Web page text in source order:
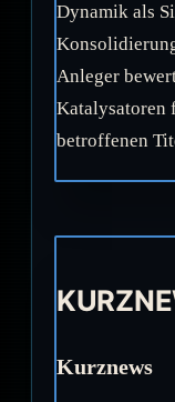
Dynamik als
Anleger
Katalysatoren
betroffenen
Kurznews